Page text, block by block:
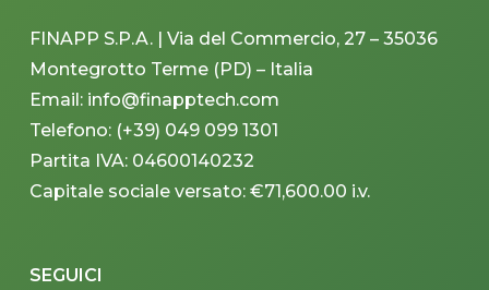
FINAPP S.P.A. | Via del Commercio, 27 – 35036
Montegrotto Terme (PD) – Italia
Email: info@finapptech.com
Telefono: (+39) 049 099 1301
Partita IVA: 04600140232
Capitale sociale versato: €71,600.00 i.v.
SEGUICI